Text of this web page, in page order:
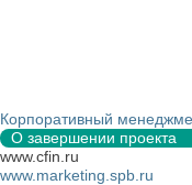
Корпоративный
О завершении проекта
www.cfin.ru
www.marketing.spb.ru